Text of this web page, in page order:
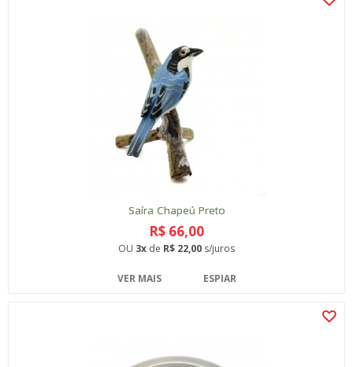
Saíra Chapeú Preto
R$ 66,00
OU 3x de R$ 22,00 s/juros
VER MAIS ESPIAR